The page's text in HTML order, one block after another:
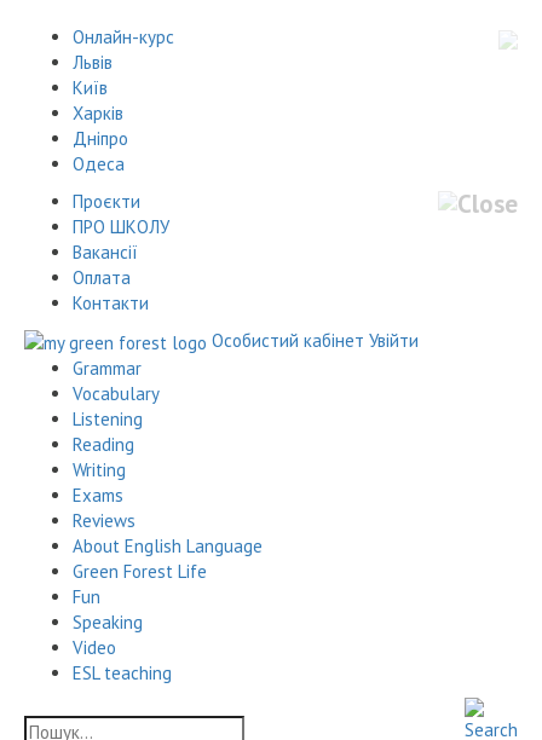
Онлайн-курс
Львів
Київ
Харків
Дніпро
Одеса
Проєкти
ПРО ШКОЛУ
Вакансії
Оплата
Контакти
Особистий кабінет Увійти
Grammar
Vocabulary
Listening
Reading
Writing
Exams
Reviews
About English Language
Green Forest Life
Fun
Speaking
Video
ESL teaching